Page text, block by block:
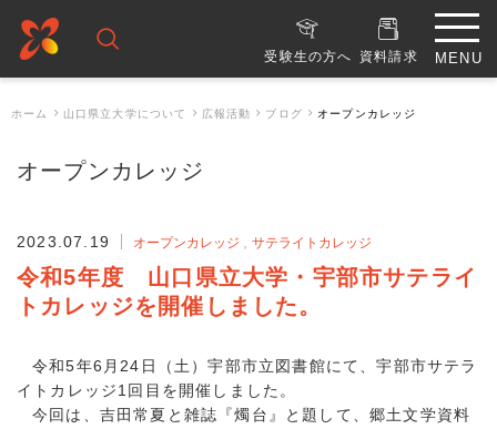
受験生の方へ 資料請求
ホーム 山口県立大学について 広報活動 ブログ オープンカレッジ
オープンカレッジ
2023.07.19 オープンカレッジ サテライトカレッジ
令和5年度 山口県立大学・宇部市サテライ
トカレッジを開催しました。
令和5年6月24日（土）宇部市立図書館にて、宇部市サテラ
イトカレッジ1回目を開催しました。
今回は、吉田常夏と雑誌『燭台』と題して、郷土文学資料